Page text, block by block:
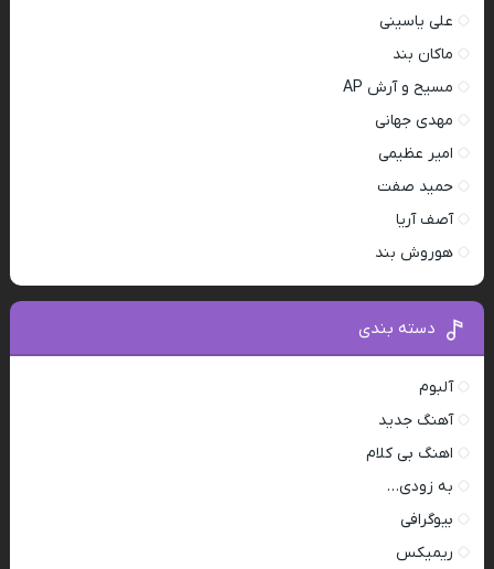
علی یاسینی
ماکان بند
مسیح و آرش AP
مهدی جهانی
امیر عظیمی
حمید صفت
آصف آریا
هوروش بند
دسته بندی
آلبوم
آهنگ جدید
اهنگ بی کلام
به زودی…
بیوگرافی
ریمیکس